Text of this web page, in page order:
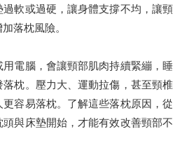
軟或過硬，讓身體支撐不均，讓頸
落枕風險。
電腦，會讓頸部肌肉持續緊繃，睡
枕。壓力大、運動拉傷，甚至頸椎
容易落枕。了解這些落枕原因，從
與床墊開始，才能有效改善頸部不